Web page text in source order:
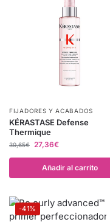
FIJADORES Y ACABADOS
KÉRASTASE Defense
Thermique
39,65€ 27,36€
Añadir al carrito
-41%